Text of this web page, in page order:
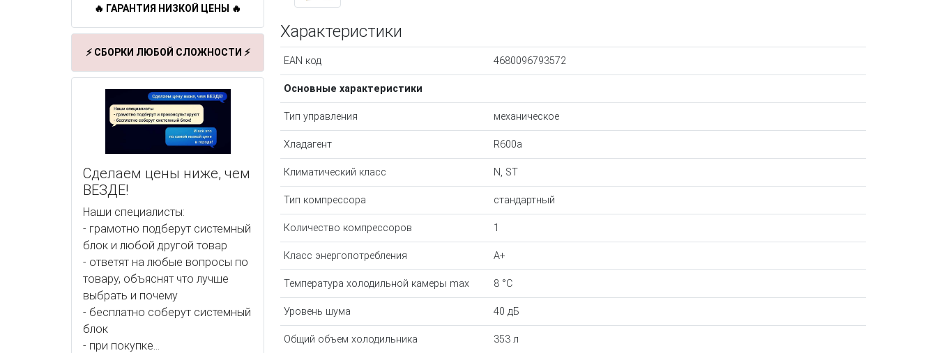
🔥 ГАРАНТИЯ НИЗКОЙ ЦЕНЫ 🔥
⚡ СБОРКИ ЛЮБОЙ СЛОЖНОСТИ ⚡
Сделаем цены ниже, чем
ВЕЗДЕ!
Наши специалисты:
- грамотно подберут системный
блок и любой другой товар
- ответят на любые вопросы по
товару, объяснят что лучше
выбрать и почему
- бесплатно соберут системный
блок
- при покупке...
Характеристики
EAN код 4680096793572
Основные характеристики
Тип управления механическое
Хладагент R600a
Климатический класс N, ST
Тип компрессора стандартный
Количество компрессоров 1
Класс энергопотребления A+
Температура холодильной камеры max 8 °С
Уровень шума 40 дБ
Общий объем холодильника 353 л